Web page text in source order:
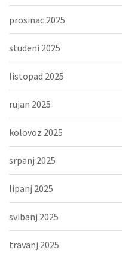
prosinac 2025
studeni 2025
listopad 2025
rujan 2025
kolovoz 2025
srpanj 2025
lipanj 2025
svibanj 2025
travanj 2025